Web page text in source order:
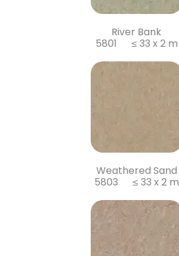
River Bank
5801 ≤ 33 x 2 m
Weathered Sand
5803 ≤ 33 x 2 m